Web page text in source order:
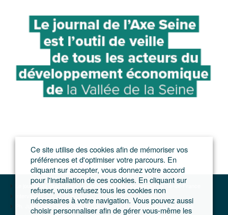
Le journal du Grand Paris – L'actualité du développement de l'Ile-de-France
Interviews
Ph. Jung (Demathieu Bard) : « Gardons confiance malgré les injonctions
Ce site utilise des cookies afin de mémoriser vos
préférences et d'optimiser votre parcours. En
cliquant sur accepter, vous donnez votre accord
pour l'installation de ces cookies. En cliquant sur
refuser, vous refusez tous les cookies non
nécessaires à votre navigation. Vous pouvez aussi
choisir personnaliser afin de gérer vous-même les